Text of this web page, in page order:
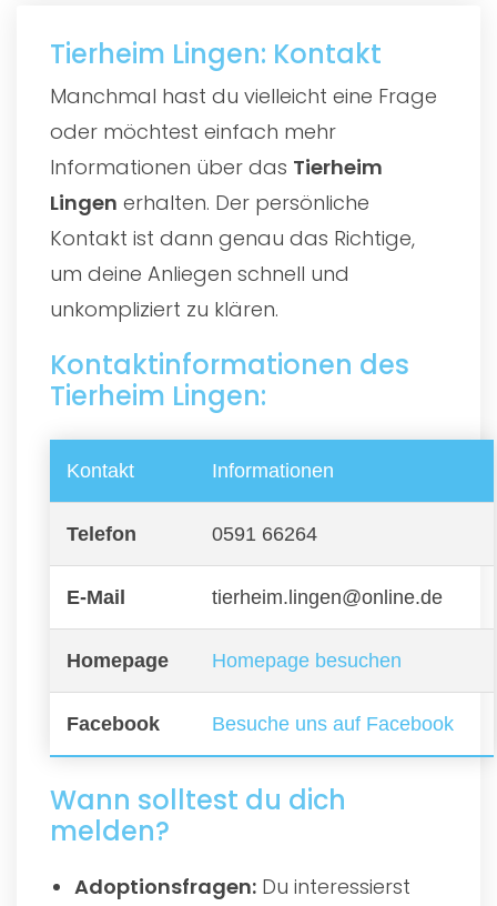
Tierheim Lingen: Kontakt
Manchmal hast du vielleicht eine Frage
oder möchtest einfach mehr
Informationen über das Tierheim
Lingen erhalten. Der persönliche
Kontakt ist dann genau das Richtige,
um deine Anliegen schnell und
unkompliziert zu klären.
Kontaktinformationen des
Tierheim Lingen:
Kontakt Informationen
Telefon 0591 66264
E-Mail tierheim.lingen@online.de
Homepage Homepage besuchen
Facebook Besuche uns auf Facebook
Wann solltest du dich
melden?
Adoptionsfragen: Du interessierst